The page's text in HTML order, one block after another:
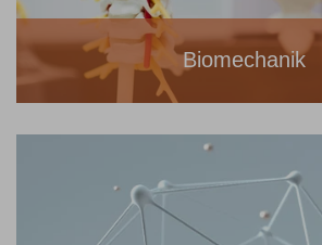
Biomechanik